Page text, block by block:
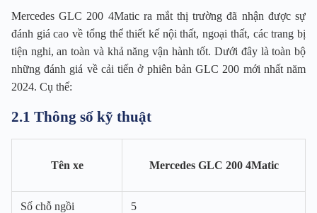
Mercedes GLC 200 4Matic ra mắt thị trường đã nhận được sự
đánh giá cao về tổng thể thiết kế nội thất, ngoại thất, các trang bị
tiện nghi, an toàn và khả năng vận hành tốt. Dưới đây là toàn bộ
những đánh giá về cải tiến ở phiên bản GLC 200 mới nhất năm
2024. Cụ thể:
2.1 Thông số kỹ thuật
Tên xe Mercedes GLC 200 4Matic
Số chỗ ngồi 5